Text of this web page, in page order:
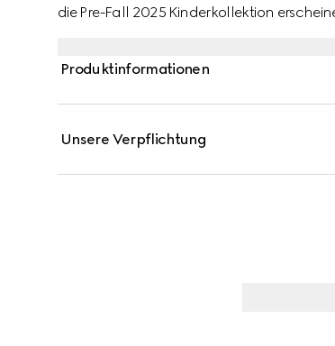
die Pre-Fall 2025 Kinderkollektion
Produktinformationen
Unsere Verpflichtung